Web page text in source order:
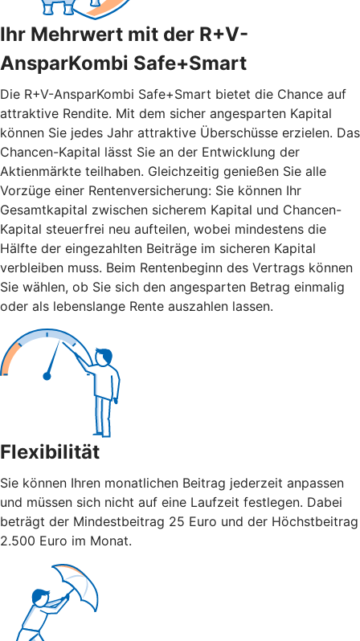
Ihr Mehrwert mit der R+V-
AnsparKombi Safe+Smart
Die R+V-AnsparKombi Safe+Smart bietet die Chance auf
attraktive Rendite. Mit dem sicher angesparten Kapital
können Sie jedes Jahr attraktive Überschüsse erzielen. Das
Chancen-Kapital lässt Sie an der Entwicklung der
Aktienmärkte teilhaben. Gleichzeitig genießen Sie alle
Vorzüge einer Rentenversicherung: Sie können Ihr
Gesamtkapital zwischen sicherem Kapital und Chancen-
Kapital steuerfrei neu aufteilen, wobei mindestens die
Hälfte der eingezahlten Beiträge im sicheren Kapital
verbleiben muss. Beim Rentenbeginn des Vertrags können
Sie wählen, ob Sie sich den angesparten Betrag einmalig
oder als lebenslange Rente auszahlen lassen.
Flexibilität
Sie können Ihren monatlichen Beitrag jederzeit anpassen
und müssen sich nicht auf eine Laufzeit festlegen. Dabei
beträgt der Mindestbeitrag 25 Euro und der Höchstbeitrag
2.500 Euro im Monat.